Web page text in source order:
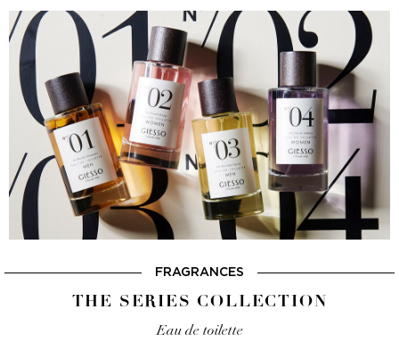
FRAGRANCES
THE SERIES COLLECTION
Eau de toilette